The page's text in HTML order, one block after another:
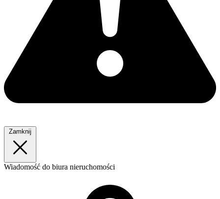
Zamknij
Wiadomość do biura nieruchomości